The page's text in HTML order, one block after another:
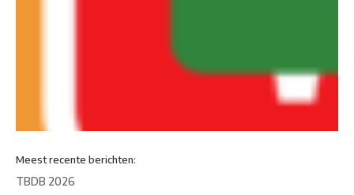
Meest recente berichten:
TBDB 2026